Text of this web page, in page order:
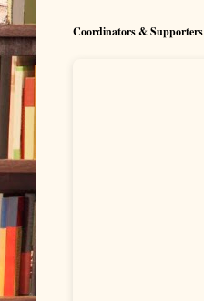
Coordinators & Supporters